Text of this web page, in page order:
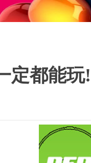
定都能玩!